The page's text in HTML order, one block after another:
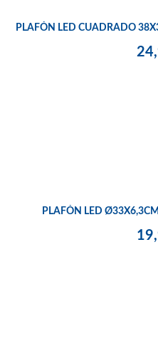
PLAFÓN LED CUADRADO
PLAFÓN LED